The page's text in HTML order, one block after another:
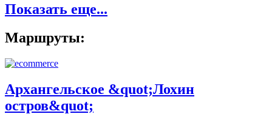
Показать еще...
Маршруты:
Архангельское &quot;Лохин
остров&quot;